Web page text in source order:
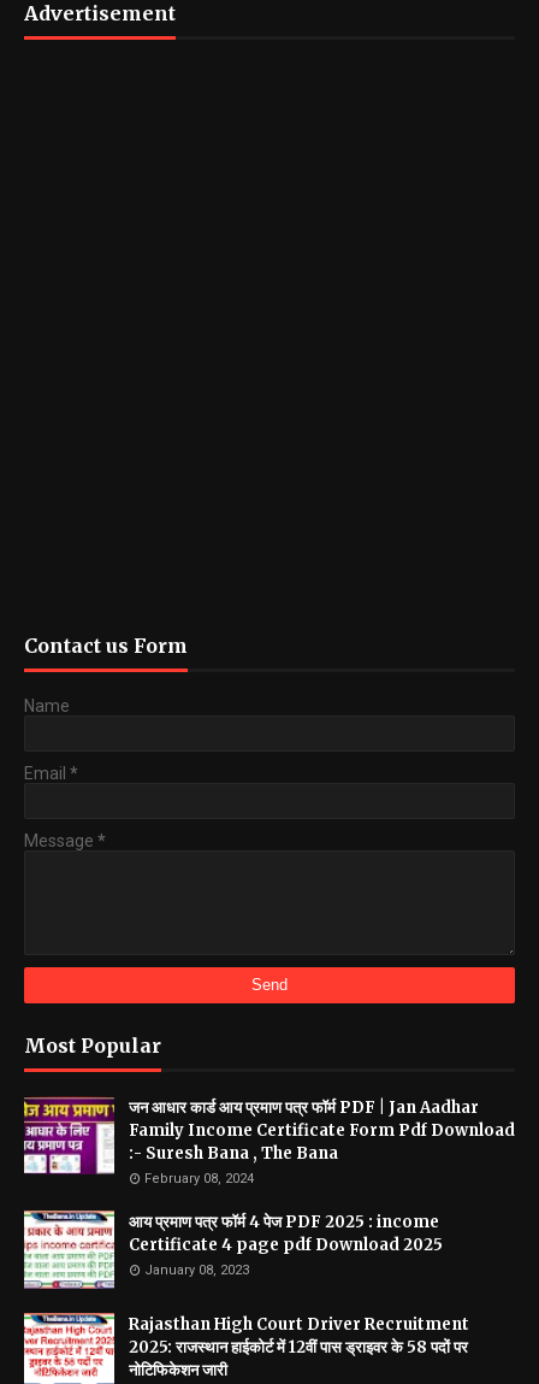
Advertisement
Contact us Form
Name
Email *
Message *
Most Popular
जन आधार कार्ड आय प्रमाण पत्र फॉर्म PDF | Jan Aadhar
Family Income Certificate Form Pdf Download
:- Suresh Bana , The Bana
February 08, 2024
आय प्रमाण पत्र फॉर्म 4 पेज PDF 2025 : income
Certificate 4 page pdf Download 2025
January 08, 2023
Rajasthan High Court Driver Recruitment
2025: राजस्थान हाईकोर्ट में 12वीं पास ड्राइवर के 58 पदों पर
नोटिफिकेशन जारी